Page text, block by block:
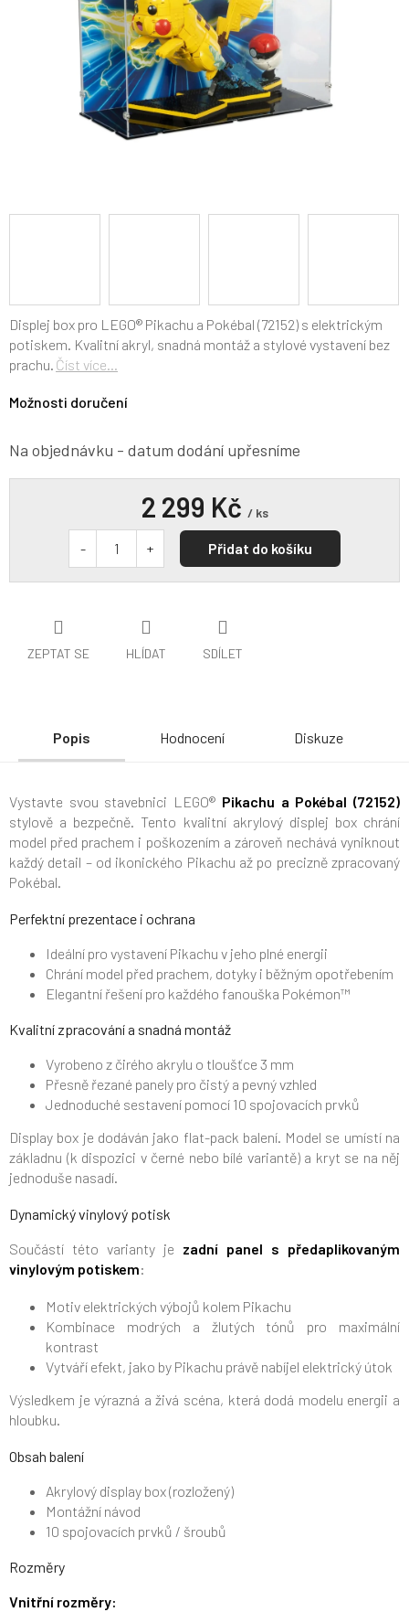
Na objednávku - datum dodání upřesníme
Možnosti doručení
Displej box pro LEGO® Pikachu a Pokébal (72152) s elektrickým
potiskem. Kvalitní akryl, snadná montáž a stylové vystavení bez
prachu. Číst více...
ZEPTAT SE HLÍDAT SDÍLET
2 299 Kč / ks
Přidat do košíku
Popis Hodnocení Diskuze
Vystavte svou stavebnici LEGO® Pikachu a Pokébal (72152)
stylově a bezpečně. Tento kvalitní akrylový displej box chrání
model před prachem i poškozením a zároveň nechává vyniknout
každý detail – od ikonického Pikachu až po precizně zpracovaný
Pokébal.
Perfektní prezentace i ochrana
Ideální pro vystavení Pikachu v jeho plné energii
Chrání model před prachem, dotyky i běžným opotřebením
Elegantní řešení pro každého fanouška Pokémon™
Kvalitní zpracování a snadná montáž
Vyrobeno z čirého akrylu o tloušťce 3 mm
Přesně řezané panely pro čistý a pevný vzhled
Jednoduché sestavení pomocí 10 spojovacích prvků
Display box je dodáván jako flat-pack balení. Model se umístí na
základnu (k dispozici v černé nebo bílé variantě) a kryt se na něj
jednoduše nasadí.
Dynamický vinylový potisk
Součástí této varianty je zadní panel s předaplikovaným
vinylovým potiskem:
Motiv elektrických výbojů kolem Pikachu
Kombinace modrých a žlutých tónů pro maximální
kontrast
Vytváří efekt, jako by Pikachu právě nabíjel elektrický útok
Výsledkem je výrazná a živá scéna, která dodá modelu energii a
hloubku.
Obsah balení
Akrylový display box (rozložený)
Montážní návod
10 spojovacích prvků / šroubů
Rozměry
Vnitřní rozměry: